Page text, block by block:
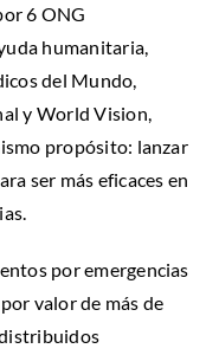
6 ONG
humanitaria,
del Mundo,
y World Vision,
propósito: lanzar
ser más eficaces en
por emergencias
valor de más de